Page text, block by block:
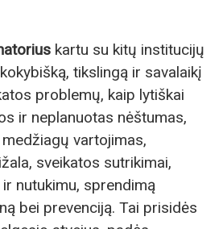
kartu su kitų institucijų
tikslingą ir savalaikį
problemų, kaip lytiškai
ir neplanuotas nėštumas,
vartojimas,
sveikatos sutrikimai,
nutukimu, sprendimą
bei prevenciją. Tai prisidės